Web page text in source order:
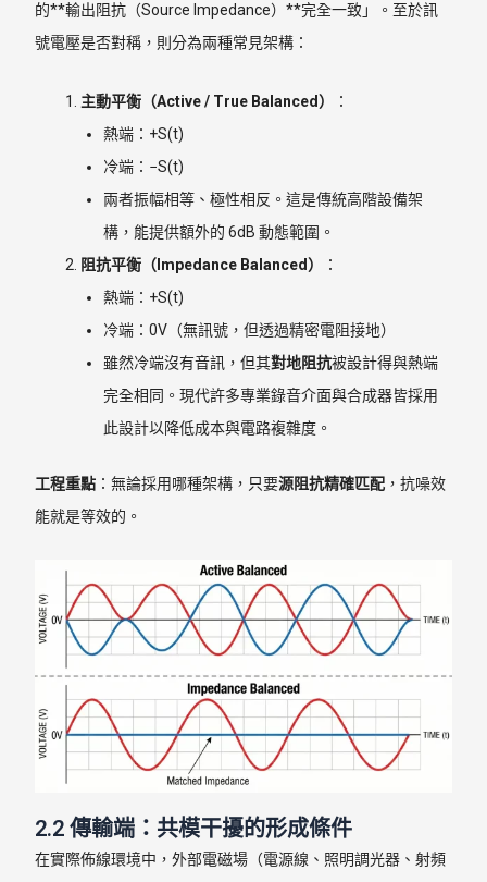
的**輸出阻抗（Source Impedance）**完全一致」。至於訊
號電壓是否對稱，則分為兩種常見架構：
主動平衡（Active / True Balanced）
：
熱端：+S(t)
冷端：−S(t)
兩者振幅相等、極性相反。這是傳統高階設備架
構，能提供額外的 6dB 動態範圍。
阻抗平衡（Impedance Balanced）
：
熱端：+S(t)
冷端：0V（無訊號，但透過精密電阻接地）
雖然冷端沒有音訊，但其對地阻抗被設計得與熱端
完全相同。現代許多專業錄音介面與合成器皆採用
此設計以降低成本與電路複雜度。
工程重點 ：無論採用哪種架構，只要源阻抗精確匹配 ，抗噪效
能就是等效的。
2.2 傳輸端：共模干擾的形成條件
在實際佈線環境中，外部電磁場（電源線、照明調光器、射頻